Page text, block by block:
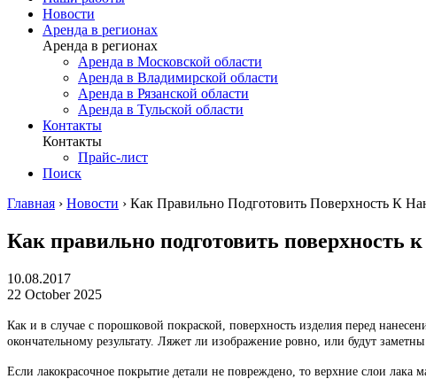
Новости
Аренда в регионах
Аренда в регионах
Аренда в Московской области
Аренда в Владимирской области
Аренда в Рязанской области
Аренда в Тульской области
Контакты
Контакты
Прайс-лист
Поиск
Главная › Новости › Как Правильно Подготовить Поверхность К
Как правильно подготовить поверхность
10.08.2017
22 October 2025
Как и в случае с порошковой покраской, поверхность изделия перед
окончательному результату. Ляжет ли изображение ровно, или будут
Если лакокрасочное покрытие детали не повреждено, то верхние слои